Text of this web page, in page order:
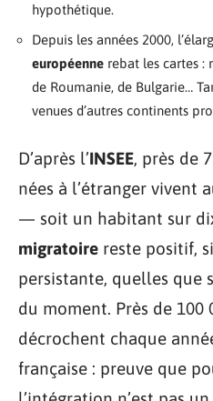
hypothétique.
Depuis les années 2000,
européenne rebat les cartes :
de Roumanie, de Bulgarie…
venues d’autres continents
D’après l’INSEE, près de
nées à l’étranger vivent
— soit un habitant sur
migratoire reste positif,
persistante, quelles que
du moment. Près de 100
décrochent chaque
française : preuve que